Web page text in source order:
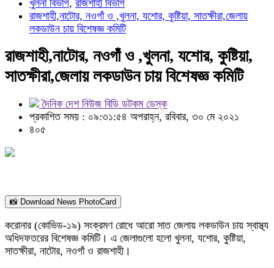
খুলনা বিভাগ, রাজশাহী বিভাগ
রাজশাহী,নাটোর, নওগাঁ ও ,খুলনা, যশোর, কুষ্টিয়া, সাতক্ষীরা,জেলায়
লকডাউন চায় বিশেষজ্ঞ কমিটি
রাজশাহী,নাটোর, নওগাঁ ও ,খুলনা, যশোর, কুষ্টিয়া,
সাতক্ষীরা,জেলায় লকডাউন চায় বিশেষজ্ঞ কমিটি
দৈনিক দেশ নিউজ বিডি ডটকম ডেস্ক
প্রকাশিত সময় : ০৯:৩১:৫৪ অপরাহ্ন, রবিবার, ৩০ মে ২০২১
৪০৫
📸 Download News PhotoCard
করোনার (কোভিড-১৯) সংক্রমণ রোধে আরো সাত জেলায় লকডাউন চায় স্বাস্থ্য
অধিদফতরের বিশেষজ্ঞ কমিটি। এ জেলাগুলো হলো খুলনা, যশোর, কুষ্টিয়া,
সাতক্ষীরা, নাটোর, নওগাঁ ও রাজশাহী।